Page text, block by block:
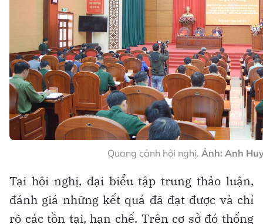
Quang cảnh hội nghị. Ảnh: Anh
Tại hội nghị, đại biểu tập trung thảo luận,
đánh giá những kết quả đã đạt được và chỉ
rõ các tồn tại, hạn chế. Trên cơ sở đó thống